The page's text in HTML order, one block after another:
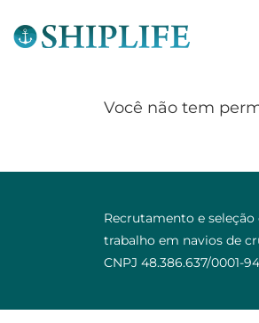
Você não tem
Recrutamento e
trabalho em navios de
CNPJ 48.386.637/0001-94